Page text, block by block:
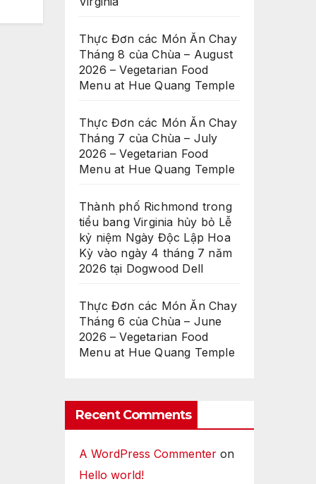
Thực Đơn các Món Ăn Chay
Tháng 8 của Chùa – August
2026 – Vegetarian Food
Menu at Hue Quang Temple
Thực Đơn các Món Ăn Chay
Tháng 7 của Chùa – July
2026 – Vegetarian Food
Menu at Hue Quang Temple
Thành phố Richmond trong
tiểu bang Virginia hủy bỏ Lễ
kỷ niệm Ngày Độc Lập Hoa
Kỳ vào ngày 4 tháng 7 năm
2026 tại Dogwood Dell
Thực Đơn các Món Ăn Chay
Tháng 6 của Chùa – June
2026 – Vegetarian Food
Menu at Hue Quang Temple
Recent Comments
A WordPress Commenter on
Hello world!